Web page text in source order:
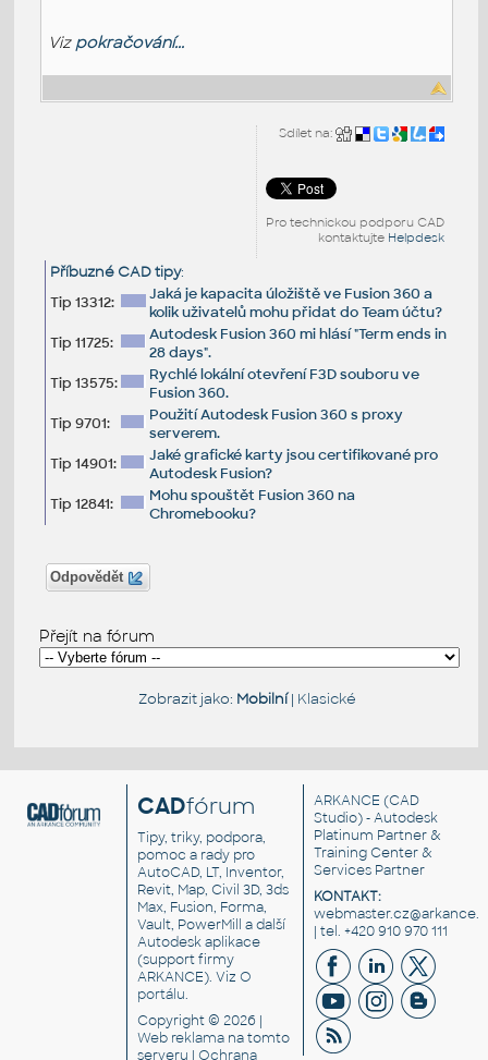
Viz pokračování...
Sdílet na:
Pro technickou podporu CAD
kontaktujte Helpdesk
Příbuzné CAD tipy:
Tip 13312:
Jaká je kapacita úložiště ve Fusion 360 a
kolik uživatelů mohu přidat do Team účtu?
Tip 11725:
Autodesk Fusion 360 mi hlásí "Term ends in
28 days".
Tip 13575:
Rychlé lokální otevření F3D souboru ve
Fusion 360.
Tip 9701:
Použití Autodesk Fusion 360 s proxy
serverem.
Tip 14901:
Jaké grafické karty jsou certifikované pro
Autodesk Fusion?
Tip 12841:
Mohu spouštět Fusion 360 na
Chromebooku?
Odpovědět
Přejít na fórum
Zobrazit jako: Mobilní| Klasické
CADfórum
Tipy, triky, podpora,
pomoc a rady pro
AutoCAD, LT, Inventor,
Revit, Map, Civil 3D, 3ds
Max, Fusion, Forma,
Vault, PowerMill a další
Autodesk aplikace
(support firmy
ARKANCE). VizO
portálu.
Copyright © 2026 |
Web reklama na tomto
serveru |Ochrana
ARKANCE (CAD
Studio) - Autodesk
Platinum Partner &
Training Center &
Services Partner
KONTAKT:
| tel. +420 910 970 111